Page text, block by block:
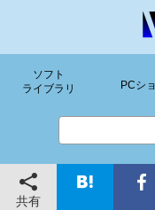
ソフト
ライブラリ
PCシ
共有